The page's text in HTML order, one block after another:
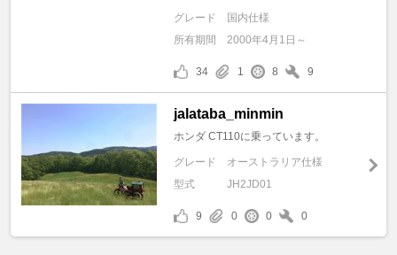
グレード
国内仕様
所有期間
2000年4月1日～
34 1 8 9
jalataba_minmin
ホンダ CT110に乗っています。
グレード
オーストラリア仕様
型式
JH2JD01
9 0 0 0